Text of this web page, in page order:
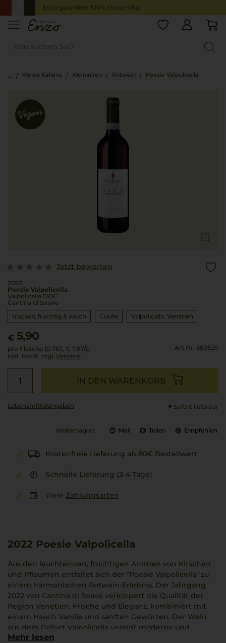
Enzo garantiert 100% Dolce-Vita!
Weine Italiens Weinarten Rotwein Poesie Valpolicella
Jetzt bewerten
2022
Poesie Valpolicella
Valpolicella DOC
Cantina di Soave
trocken, fruchtig & weich
Cuvée Valpolicella Venetien
€ 5,90
pro Flasche (0.75l), € 7,87/L
inkl. MwSt. zzgl. Versand
Art.Nr. 650520
IN DEN WARENKORB
Lebensmittel­angaben Sofort lieferbar
Weitersagen: Mail Teilen Empfehlen
Kostenfreie Lieferung ab 80€ Bestellwert
Schnelle Lieferung (3-4 Tage)
Viele Zahlungsarten
2022 Poesie Valpolicella
Aus den leuchtenden, fruchtigen Aromen von Kirschen
und Pflaumen entfaltet sich der "Poesie Valpolicella" zu
einem harmonischen Rotwein-Erlebnis. Der Jahrgang
2022 von Cantina di Soave verkörpert die Qualität der
Region Venetien: Frische und Eleganz, kombiniert mit
einem Hauch Vanille und sanften Gewürzen. Der Wein
aus dem Gebiet Valpolicella vereint moderne und
regionale Merkmale und passt hervorragend zu
Mehr lesen